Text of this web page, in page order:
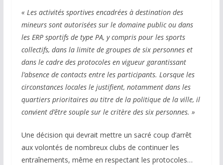
« Les activités sportives encadrées à destination des
mineurs sont autorisées sur le domaine public ou dans
les ERP sportifs de type PA, y compris pour les sports
collectifs, dans la limite de groupes de six personnes et
dans le cadre des protocoles en vigueur garantissant
l’absence de contacts entre les participants. Lorsque les
circonstances locales le justifient, notamment dans les
quartiers prioritaires au titre de la politique de la ville, il
convient d’être souple sur le critère des six personnes. »
Une décision qui devrait mettre un sacré coup d’arrêt
aux volontés de nombreux clubs de continuer les
entraînements, même en respectant les protocoles…